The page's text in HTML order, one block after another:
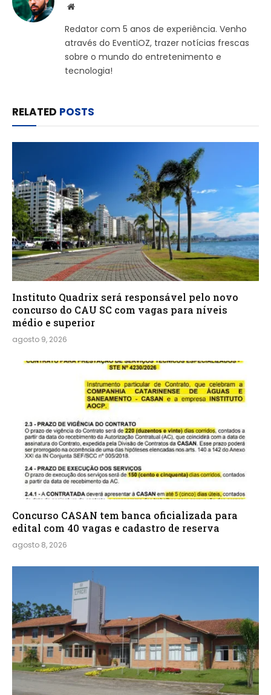
Website
Redator com 5 anos de experiência. Venho
através do EventiOZ, trazer notícias frescas
sobre o mundo do entretenimento e
tecnologia!
RELATED POSTS
Instituto Quadrix será responsável pelo novo
concurso do CAU SC com vagas para níveis
médio e superior
agosto 9, 2026
Concurso CASAN tem banca oficializada para
edital com 40 vagas e cadastro de reserva
agosto 8, 2026